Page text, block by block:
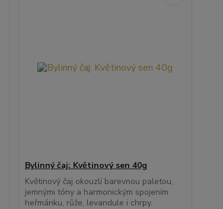
Bylinný čaj: Květinový sen 40g
Květinový čaj okouzlí barevnou paletou,
jemnými tóny a harmonickým spojením
heřmánku, růže, levandule i chrpy.